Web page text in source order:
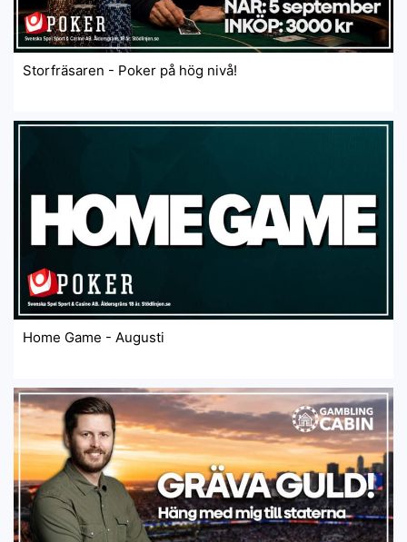
Storfräsaren - Poker på hög nivå!
Home Game - Augusti